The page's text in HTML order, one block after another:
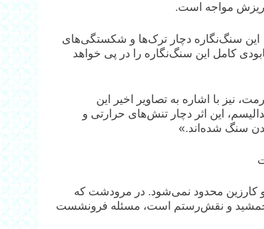
ریزش مواجه است.
این سنگ‌نگاره دچار ترک‌ها و شکستگی‌های
کامل این سنگ‌نگاره را در پی خواهد
نیز با اشاره به تصاویر اخیر این
این اثر دچار تنش‌های حرارتی و
سنگ شده‌اند.»
کارزین محدود نمی‌شود. در مرودشت که
و نقش‌رستم است، مسئله فرونشست